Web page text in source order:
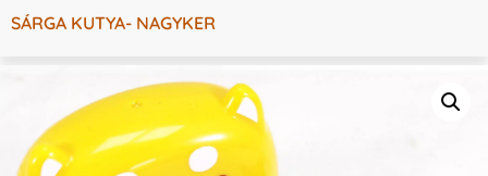
SÁRGA KUTYA- NAGYKER